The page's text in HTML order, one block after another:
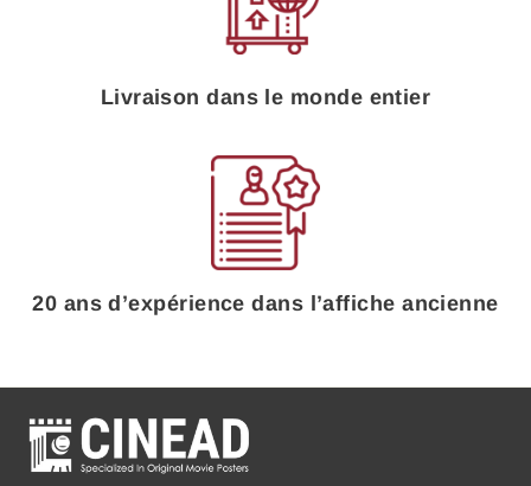
Livraison dans le monde entier
20 ans d’expérience dans l’affiche ancienne